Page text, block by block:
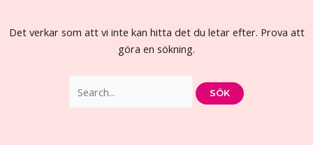
Det verkar som att vi inte kan hitta det du letar efter. Prova att
göra en sökning.
efter: